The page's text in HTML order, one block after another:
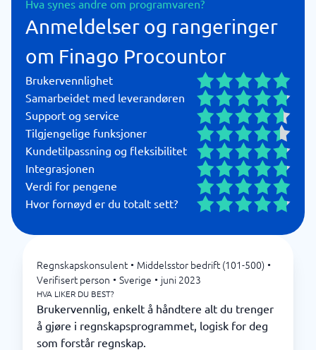
Hva synes andre om programvaren?
Anmeldelser og rangeringer
om Finago Procountor
Brukervennlighet
Samarbeidet med leverandøren
Support og service
Tilgjengelige funksjoner
Kundetilpassning og fleksibilitet
Integrasjonen
Verdi for pengene
Hvor fornøyd er du totalt sett?
Regnskapskonsulent • Middelsstor bedrift (101-500) •
Verifisert person • Sverige • juni 2023
HVA LIKER DU BEST?
Brukervennlig, enkelt å håndtere alt du trenger
å gjøre i regnskapsprogrammet, logisk for deg
som forstår regnskap.